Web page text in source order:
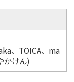
、TOICA、ma
かけん)